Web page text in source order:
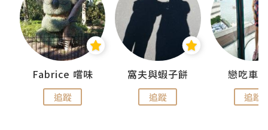
Fabrice 嚐味
追蹤
窩夫與蝦子餅
追蹤
戀吃車
追蹤